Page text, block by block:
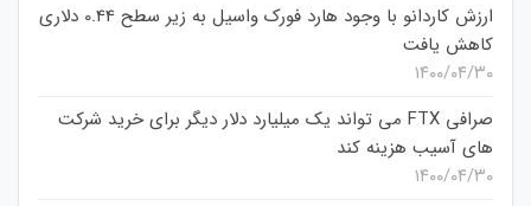
ارزش کاردانو با وجود هارد فورک واسیل به زیر سطح 0.44 دلاری
کاهش یافت
۱۴۰۰/۰۴/۳۰
صرافی FTX می تواند یک میلیارد دلار دیگر برای خرید شرکت
های آسیب هزینه کند
۱۴۰۰/۰۴/۳۰